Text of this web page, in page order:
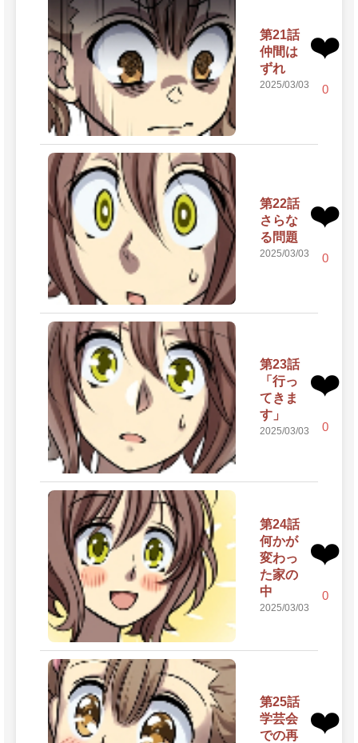
第21話
仲間は
ずれ
2025/03/03
❤️
0
第22話
さらな
る問題
2025/03/03
❤️
0
第23話
「行っ
てきま
す」
2025/03/03
❤️
0
第24話
何かが
変わっ
た家の
中
2025/03/03
❤️
0
第25話
学芸会
での再
❤️